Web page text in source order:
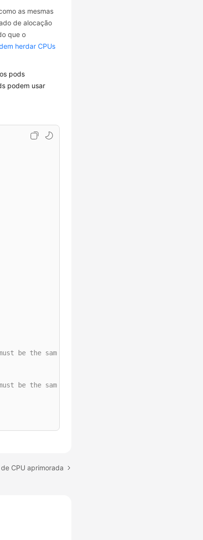
as mesmas
de alocação
que o
herdar CPUs
pods
podem usar
be the same as that in limits.
be the same as that in requests.
CPU aprimorada